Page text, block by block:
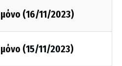
(16/11/2023)
(15/11/2023)